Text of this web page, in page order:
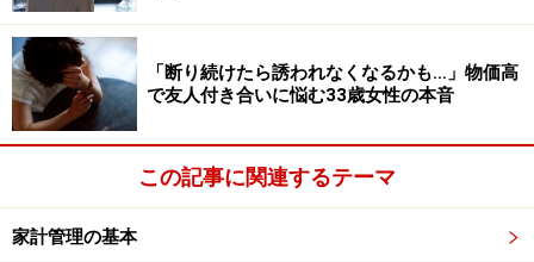
この考え方がクセになっていると、少しでも貯金しよう
という意識が芽生えず、いつまでも「貯まらない状態」
が続いてしまいます。そして、貯められないことを自分
の中で正当化してしまうのです。
でも、貯金は金額の大小ではなく“習慣化”が大切。たと
え月500円や1000円からでも、貯める行動を始めること
「断り続けたら誘われなくなるかも…」物価高
で友人付き合いに悩む33歳女性の本音
この記事に関連するテーマ
家計管理の基本